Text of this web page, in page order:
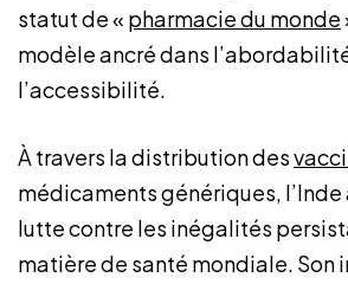
statut de « pharmacie du monde
modèle ancré dans
l’accessibilité.
À travers la distribution des
médicaments génériques,
lutte contre les inégalités
matière de santé mondiale. Son